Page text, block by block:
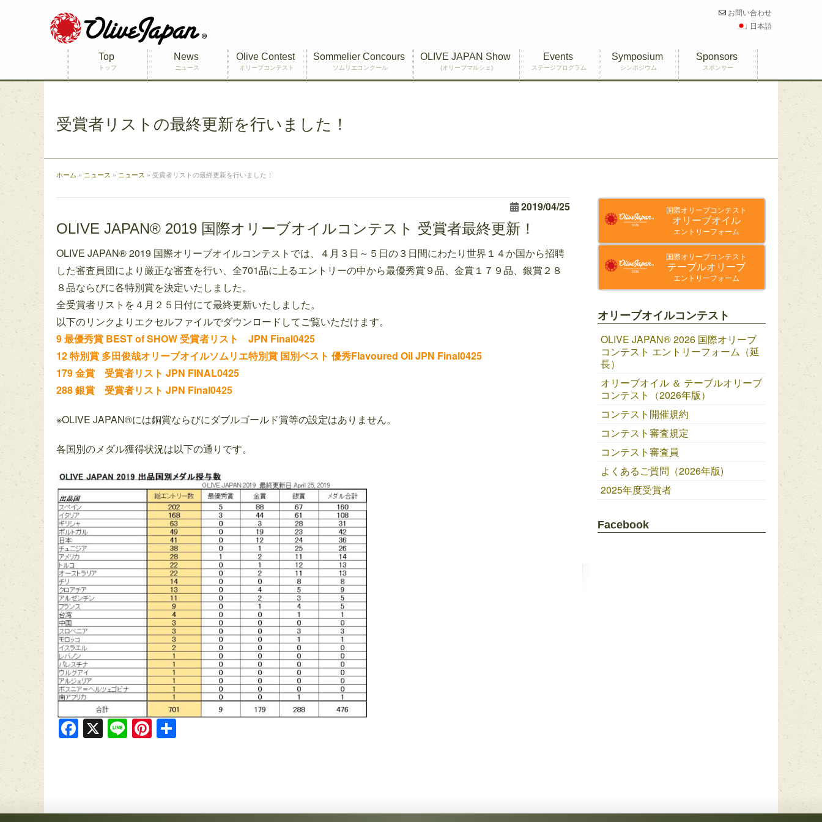
お問い合わせ
日本語
Top
トップ
News
ニュース
Olive Contest
オリーブコンテスト
Sommelier Concours
ソムリエコンクール
OLIVE JAPAN Show
(オリーブマルシェ)
Events
ステージプログラム
Symposium
シンポジウム
Sponsors
スポンサー
受賞者リストの最終更新を行いました！
ホーム » ニュース » ニュース » 受賞者リストの最終更新を行いました！
2019/04/25
OLIVE JAPAN® 2019 国際オリーブオイルコンテスト 受賞者最終更新！
OLIVE JAPAN® 2019 国際オリーブオイルコンテストでは、４月３日～５日の３日間にわたり世界１４か国から招聘
した審査員団により厳正な審査を行い、全701品に上るエントリーの中から最優秀賞９品、金賞１７９品、銀賞２８
８品ならびに各特別賞を決定いたしました。
全受賞者リストを４月２５日付にて最終更新いたしました。
以下のリンクよりエクセルファイルでダウンロードしてご覧いただけます。
9 最優秀賞 BEST of SHOW 受賞者リスト JPN Final0425
12 特別賞 多田俊哉オリーブオイルソムリエ特別賞 国別ベスト 優秀Flavoured Oil JPN Final0425
179 金賞 受賞者リスト JPN FINAL0425
288 銀賞 受賞者リスト JPN Final0425
※OLIVE JAPAN®には銅賞ならびにダブルゴールド賞等の設定はありません。
各国別のメダル獲得状況は以下の通りです。
Facebook
X LinePinterest
国際オリーブコンテスト
オリーブオイル
エントリーフォーム
国際オリーブコンテスト
テーブルオリーブ
エントリーフォーム
オリーブオイルコンテスト
OLIVE JAPAN®︎ 2026 国際オリーブ
コンテスト エントリーフォーム（延
長）
オリーブオイル ＆ テーブルオリーブ
コンテスト（2026年版）
コンテスト開催規約
コンテスト審査規定
コンテスト審査員
よくあるご質問（2026年版)
2025年度受賞者
Facebook